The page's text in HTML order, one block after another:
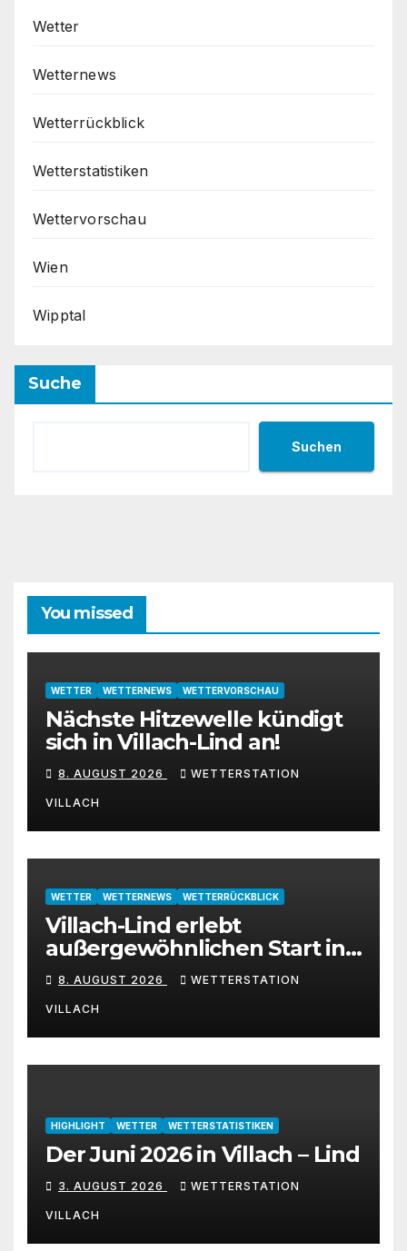
Wetter
Wetternews
Wetterrückblick
Wetterstatistiken
Wettervorschau
Wien
Wipptal
Suche
Suchen
You missed
WETTER WETTERNEWS WETTERVORSCHAU
Nächste Hitzewelle kündigt
sich in Villach-Lind an!
8. AUGUST 2026 WETTERSTATION
VILLACH
WETTER WETTERNEWS WETTERRÜCKBLICK
Villach-Lind erlebt
außergewöhnlichen Start in
den August 2026
8. AUGUST 2026 WETTERSTATION
VILLACH
HIGHLIGHT WETTER WETTERSTATISTIKEN
Der Juni 2026 in Villach – Lind
3. AUGUST 2026 WETTERSTATION
VILLACH